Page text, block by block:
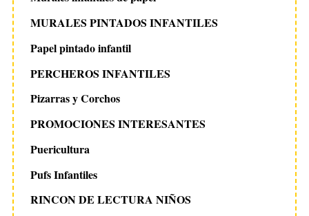
MURALES PINTADOS INFANTILES
Papel pintado infantil
PERCHEROS INFANTILES
Pizarras y Corchos
PROMOCIONES INTERESANTES
Puericultura
Pufs Infantiles
RINCON DE LECTURA NIÑOS